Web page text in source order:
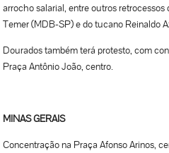
arrocho salarial, entre outros
Temer (MDB-SP) e do tucano Reinaldo
Dourados também terá protesto, com
Praça Antônio João, centro.
MINAS GERAIS
Concentração na Praça Afonso Arinos,